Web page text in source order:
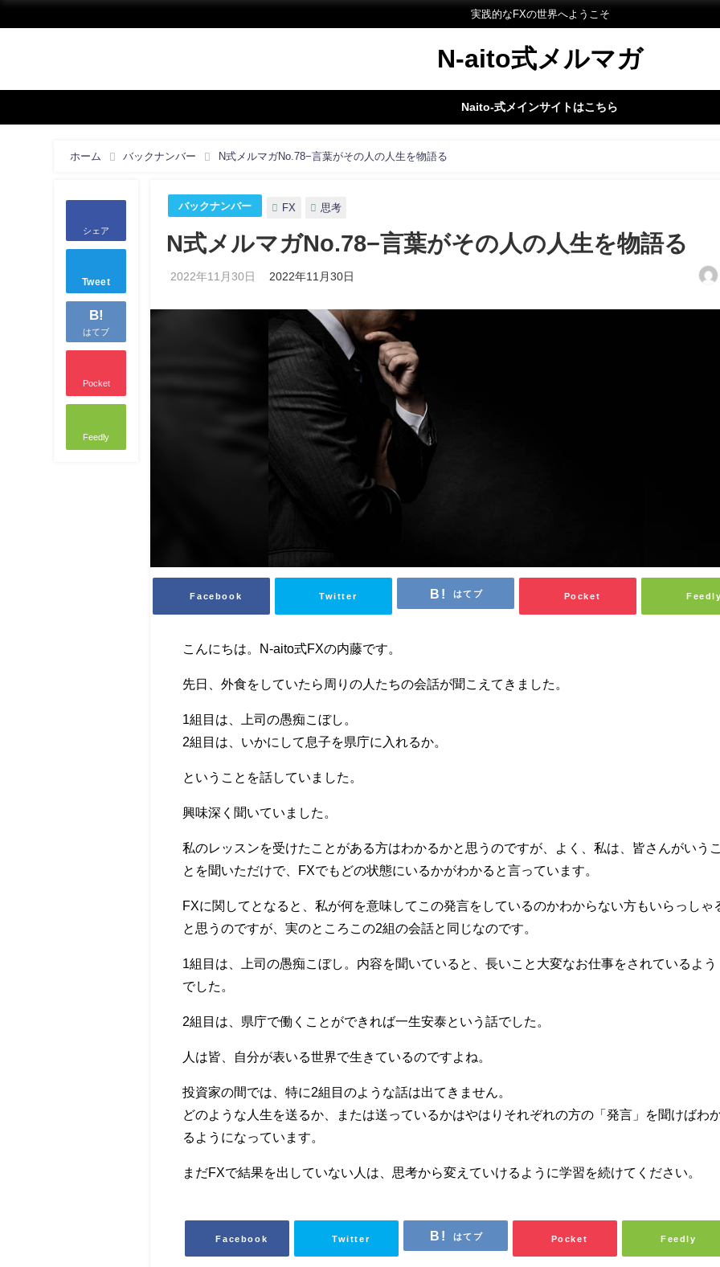
実践的なFXの世界へようこそ
N-aito式メルマガ
Naito-式メインサイトはこちら
ホーム バックナンバー N式メルマガNo.78−言葉がその人の人生を物語る
シェア
Tweet
B!
はてブ
Pocket
Feedly
バックナンバー FX 思考
N式メルマガNo.78−言葉がその人の人生を物語る
2022年11月30日 2022年11月30日
Facebook Twitter はてブ Pocket Feedly
こんにちは。N-aito式FXの内藤です。
先日、外食をしていたら周りの人たちの会話が聞こえてきました。
1組目は、上司の愚痴こぼし。
2組目は、いかにして息子を県庁に入れるか。
ということを話していました。
興味深く聞いていました。
私のレッスンを受けたことがある方はわかるかと思うのですが、よく、私は、皆さんがいうこ
とを聞いただけで、FXでもどの状態にいるかがわかると言っています。
FXに関してとなると、私が何を意味してこの発言をしているのかわからない方もいらっしゃ
と思うのですが、実のところこの2組の会話と同じなのです。
1組目は、上司の愚痴こぼし。内容を聞いていると、長いこと大変なお仕事をされているよう
でした。
2組目は、県庁で働くことができれば一生安泰という話でした。
人は皆、自分が表いる世界で生きているのですよね。
投資家の間では、特に2組目のような話は出てきません。
どのような人生を送るか、または送っているかはやはりそれぞれの方の「発言」を聞けばわ
るようになっています。
まだFXで結果を出していない人は、思考から変えていけるように学習を続けてください。
Facebook Twitter はてブ Pocket Feedly